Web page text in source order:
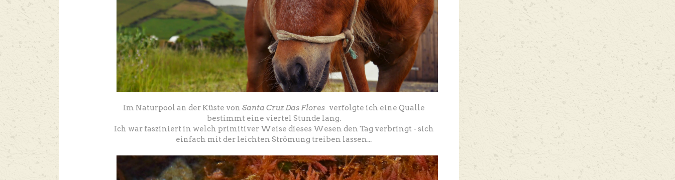
Im Naturpool an der Küste von Santa Cruz Das Flores verfolgte ich eine Qualle
bestimmt eine viertel Stunde lang.
Ich war fasziniert in welch primitiver Weise dieses Wesen den Tag verbringt - sich
einfach mit der leichten Strömung treiben lassen...